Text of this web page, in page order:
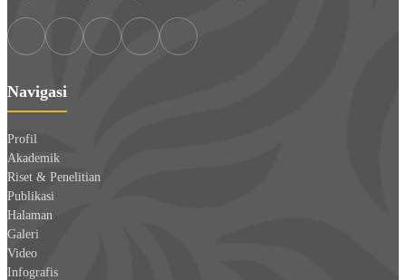
Navigasi
Profil
Akademik
Riset & Penelitian
Publikasi
Halaman
Galeri
Video
Infografis